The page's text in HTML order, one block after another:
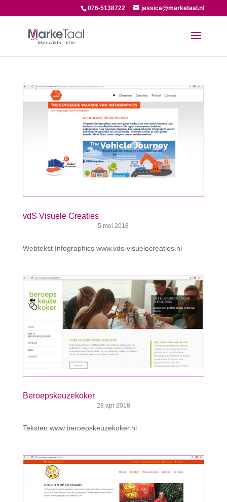
076-5138722 jessica@marketaal.nl
vdS Visuele Creaties
5 mei 2018
Webtekst Infographics www.vds-visuelecreaties.nl
Beroepskeuzekoker
28 apr 2018
Teksten www.beroepskeuzekoker.nl